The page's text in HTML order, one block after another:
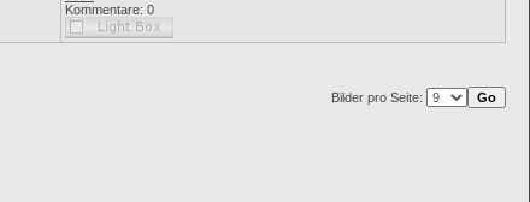
Kommentare: 0
Bilder pro Seite: